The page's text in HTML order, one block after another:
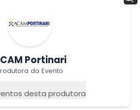
Portinari
do Evento
desta produtora